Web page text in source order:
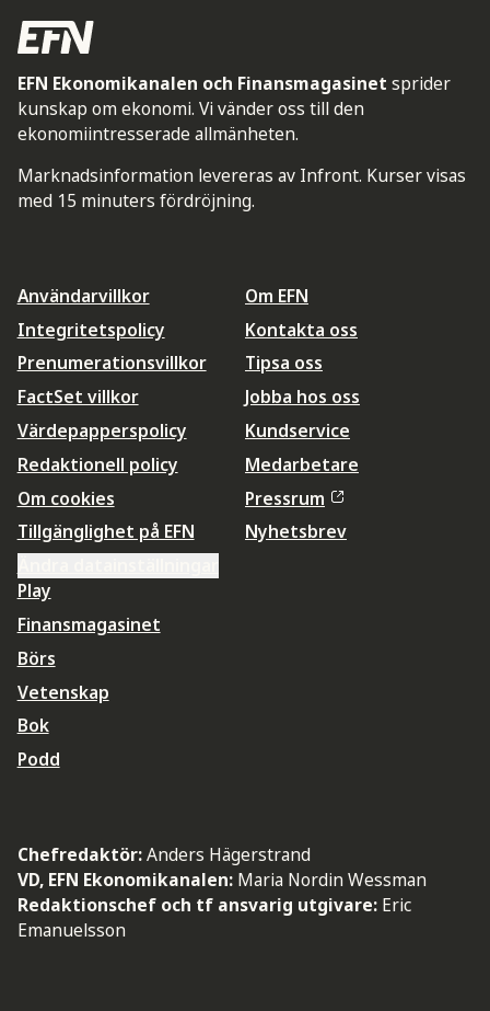
EFN Ekonomikanalen och Finansmagasinet sprider
kunskap om ekonomi. Vi vänder oss till den
ekonomiintresserade allmänheten.
Marknadsinformation levereras av Infront. Kurser visas
med 15 minuters fördröjning.
Användarvillkor
Integritetspolicy
Prenumerationsvillkor
FactSet villkor
Värdepapperspolicy
Redaktionell policy
Om cookies
Tillgänglighet på EFN
Om EFN
Kontakta oss
Tipsa oss
Jobba hos oss
Kundservice
Medarbetare
Pressrum
Nyhetsbrev
Play
Finansmagasinet
Börs
Vetenskap
Bok
Podd
Chefredaktör:Anders Hägerstrand
VD, EFN Ekonomikanalen: Maria Nordin Wessman
Redaktionschef och tf ansvarig utgivare: Eric
Emanuelsson